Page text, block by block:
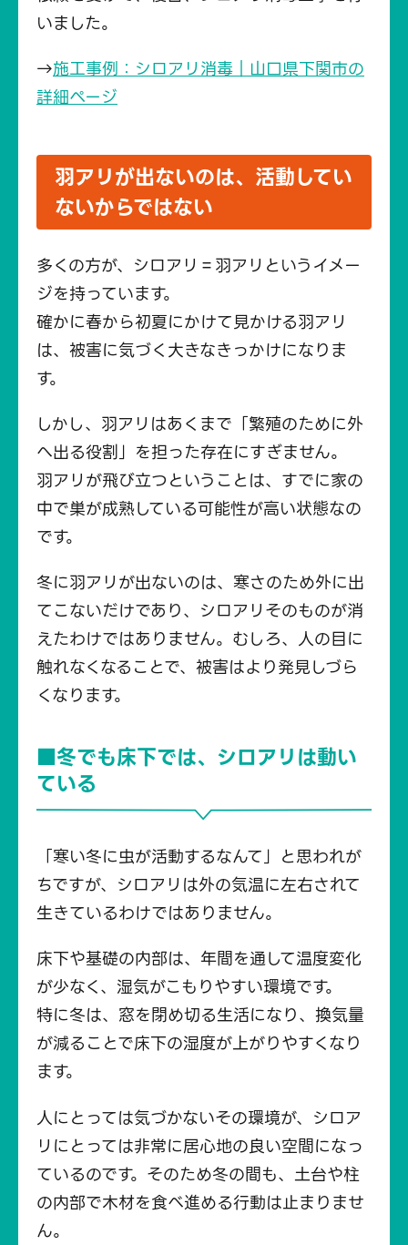
いました。
→施工事例：シロアリ消毒｜山口県下関市の
詳細ページ
羽アリが出ないのは、活動してい
ないからではない
多くの方が、シロアリ＝羽アリというイメー
ジを持っています。
確かに春から初夏にかけて見かける羽アリ
は、被害に気づく大きなきっかけになりま
す。
しかし、羽アリはあくまで「繁殖のために外
へ出る役割」を担った存在にすぎません。
羽アリが飛び立つということは、すでに家の
中で巣が成熟している可能性が高い状態なの
です。
冬に羽アリが出ないのは、寒さのため外に出
てこないだけであり、シロアリそのものが消
えたわけではありません。むしろ、人の目に
触れなくなることで、被害はより発見しづら
くなります。
■冬でも床下では、シロアリは動い
ている
「寒い冬に虫が活動するなんて」と思われが
ちですが、シロアリは外の気温に左右されて
生きているわけではありません。
床下や基礎の内部は、年間を通して温度変化
が少なく、湿気がこもりやすい環境です。
特に冬は、窓を閉め切る生活になり、換気量
が減ることで床下の湿度が上がりやすくなり
ます。
人にとっては気づかないその環境が、シロア
リにとっては非常に居心地の良い空間になっ
ているのです。そのため冬の間も、土台や柱
の内部で木材を食べ進める行動は止まりませ
ん。